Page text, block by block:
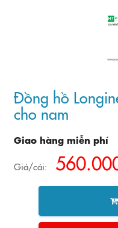
Đồng hồ
cho nam
Giao hàng miễn phí
Giá/cái: